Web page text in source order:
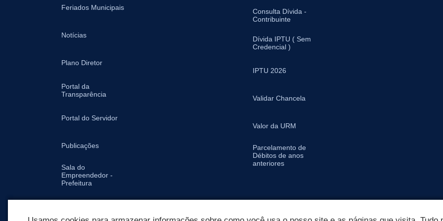
Feriados Municipais
Notícias
Plano Diretor
Portal da
Transparência
Portal do Servidor
Publicações
Sala do
Empreendedor -
Prefeitura
Consulta Dívida -
Contribuinte
Dívida IPTU ( Sem
Credencial )
IPTU 2026
Validar Chancela
Valor da URM
Parcelamento de
Débitos de anos
anteriores